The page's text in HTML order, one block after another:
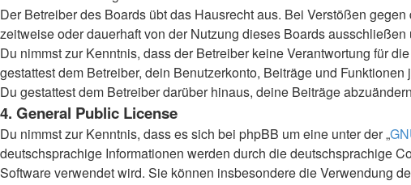
Der Betreiber des Boards übt das Hausrecht aus. Bei Verstößen
zeitweise oder dauerhaft von der Nutzung dieses Boards
Du nimmst zur Kenntnis, dass der Betreiber keine Verantwortung für
gestattest dem Betreiber, dein Benutzerkonto, Beiträge und
Du gestattest dem Betreiber darüber hinaus, deine Beiträge
4. General Public License
Du nimmst zur Kenntnis, dass es sich bei phpBB um eine unter der „
deutschsprachige Informationen werden durch die deutschsprachige
Software verwendet wird. Sie können insbesondere die Verwendung